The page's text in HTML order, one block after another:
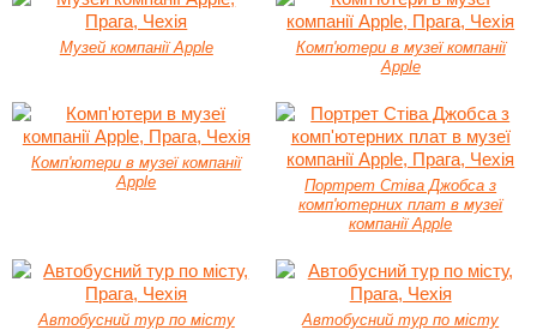
Музей компанії Apple
Комп'ютери в музеї компанії
Apple
Комп'ютери в музеї компанії
Apple
Портрет Стіва Джобса з
комп'ютерних плат в музеї
компанії Apple
Автобусний тур по місту Автобусний тур по місту